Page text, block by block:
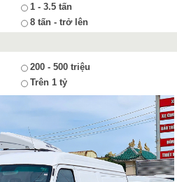
1 - 3.5 tấn
8 tấn - trở lên
200 - 500 triệu
Trên 1 tỷ